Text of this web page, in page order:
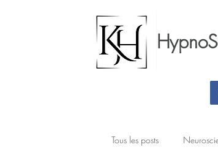
Tous les posts